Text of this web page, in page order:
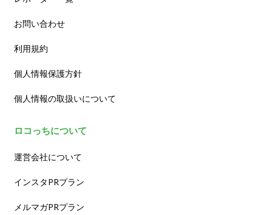
お問い合わせ
利用規約
個人情報保護方針
個人情報の取扱いについて
ロコっちについて
運営会社について
インスタPRプラン
メルマガPRプラン